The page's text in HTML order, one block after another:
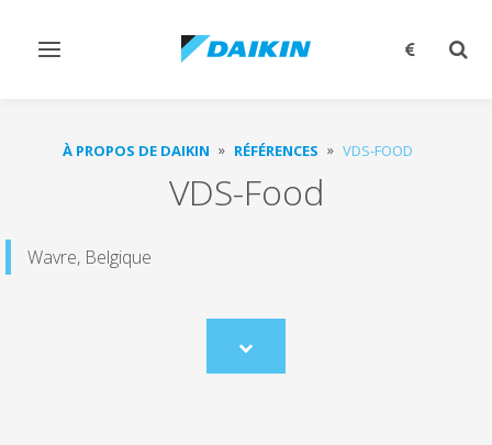
Afficher/masquer
À PROPOS DE DAIKIN RÉFÉRENCES VDS-FOOD
VDS-Food
Wavre, Belgique
Scroll
to